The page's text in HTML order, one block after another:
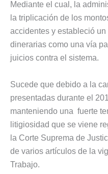
Mediante el cual, la
la triplicación de los
accidentes y estableció
dinerarias como una vía
juicios contra el sistema.
Sucede que debido a la
presentadas durante el
manteniendo una fuerte
litigiosidad que se viene
la Corte Suprema de
de varios artículos de la
Trabajo.